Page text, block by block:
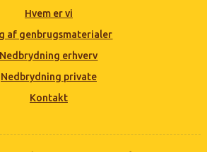
Hvem er vi
af genbrugsmaterialer
Nedbrydning erhverv
Nedbrydning private
Kontakt